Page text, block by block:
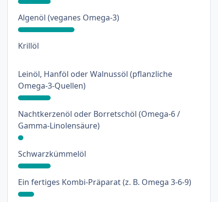
Algenöl (veganes Omega-3): 31%
Krillöl: 0%
Leinöl, Hanföl oder Walnussöl (pflanzliche
Omega-3-Quellen): 18%
Nachtkerzenöl oder Borretschöl (Omega-6 /
Gamma-Linolensäure): 3%
Schwarzkümmelöl: 18%
Ein fertiges Kombi-Präparat (z. B. Omega 3-6-9): 9%